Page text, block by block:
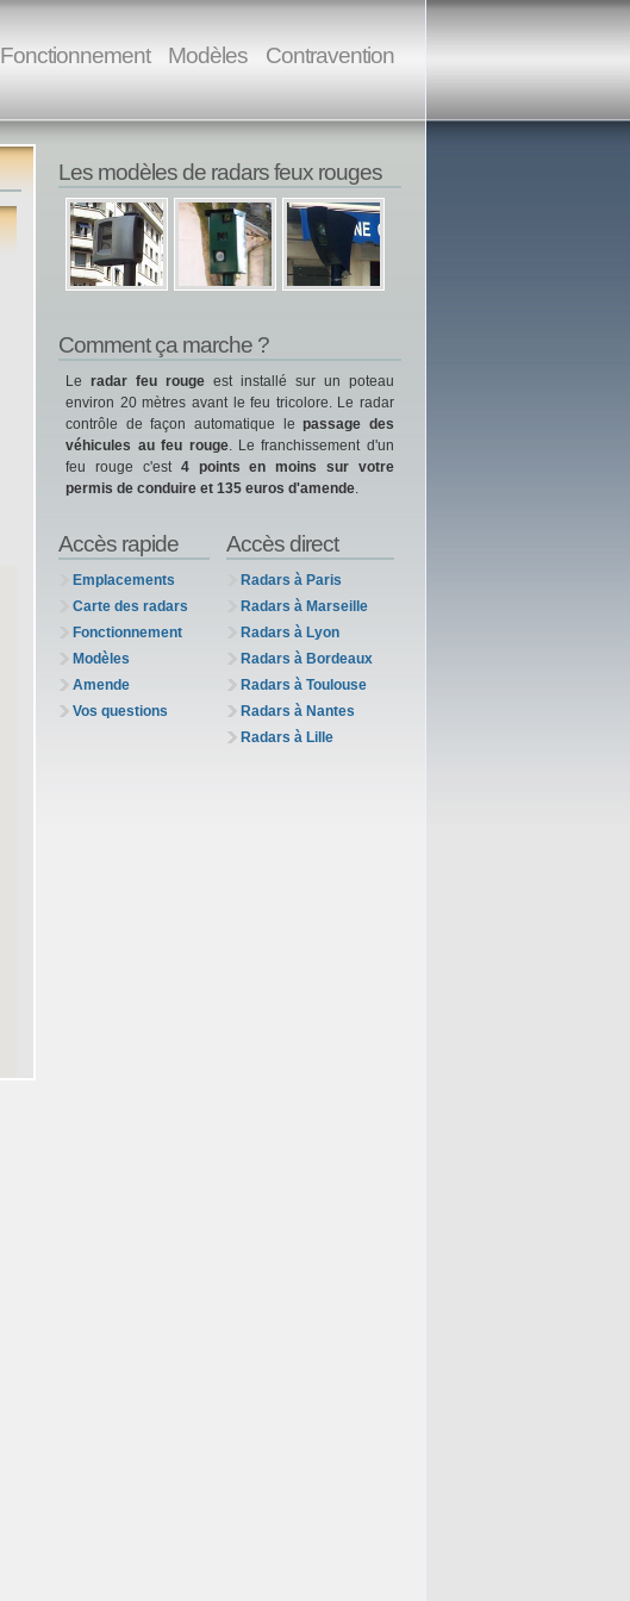
Fonctionnement Modèles Contravention
Les modèles de radars feux rouges
Comment ça marche ?
Leradar feu rouge est installé sur un poteau
environ 20 mètres avant le feu tricolore. Le radar
contrôle de façon automatique lepassage des
véhicules au feu rouge. Le franchissement d'un
feu rouge c'est 4 points en moins sur votre
permis de conduire et 135 euros d'amende
Accès rapide
Emplacements
Carte des radars
Fonctionnement
Modèles
Amende
Vos questions
Accès direct
Radars à Paris
Radars à Marseille
Radars à Lyon
Radars à Bordeaux
Radars à Toulouse
Radars à Nantes
Radars à Lille